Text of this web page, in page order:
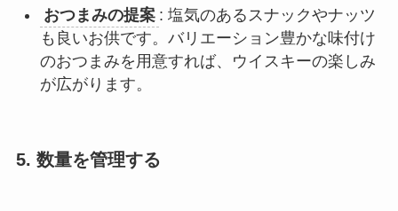
おつまみの提案 : 塩気のあるスナックやナッツ
も良いお供です。バリエーション豊かな味付け
のおつまみを用意すれば、ウイスキーの楽しみ
が広がります。
5. 数量を管理する